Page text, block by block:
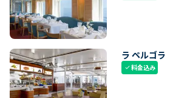
ラ ペルゴラ
check料金込み